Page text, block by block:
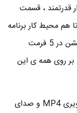
مقایسه این 16نرم افزار قدرتمند ، قسمت
هم محیط کار برنامه
و هم کیفیت پخش مشخص شود ، این انیمیشن در 5 فرمت
مختلف با روزلوشن 1080پیکسل و کاملا HD بر روی همه ی این
این فایل ها شامل : (فایلAVI با فرمت تصویری MP4 و صدای